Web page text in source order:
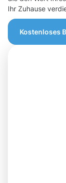
Ihr Zuhause
Kostenloses